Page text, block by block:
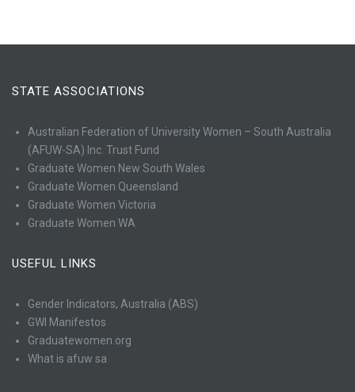
STATE ASSOCIATIONS
Australian Federation of University Women – South Australia
(AFUW-SA) Inc. Trust Fund
Graduate Women New South Wales
Graduate Women Queensland
Graduate Women Victoria
Graduate Women WA
USEFUL LINKS
Gender Indicators, Australia (ABS)
GWI Manifestos
Graduatewomen.org
What is afuw sa